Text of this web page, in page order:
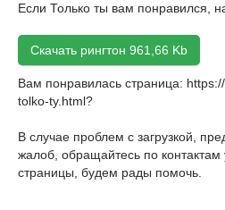
Если Только ты вам понравился,
Скачать рингтон 961,66 Kb
Вам понравилась страница:
tolko-ty.html?
В случае проблем с загрузкой,
жалоб, обращайтесь по контактам
страницы, будем рады помочь.